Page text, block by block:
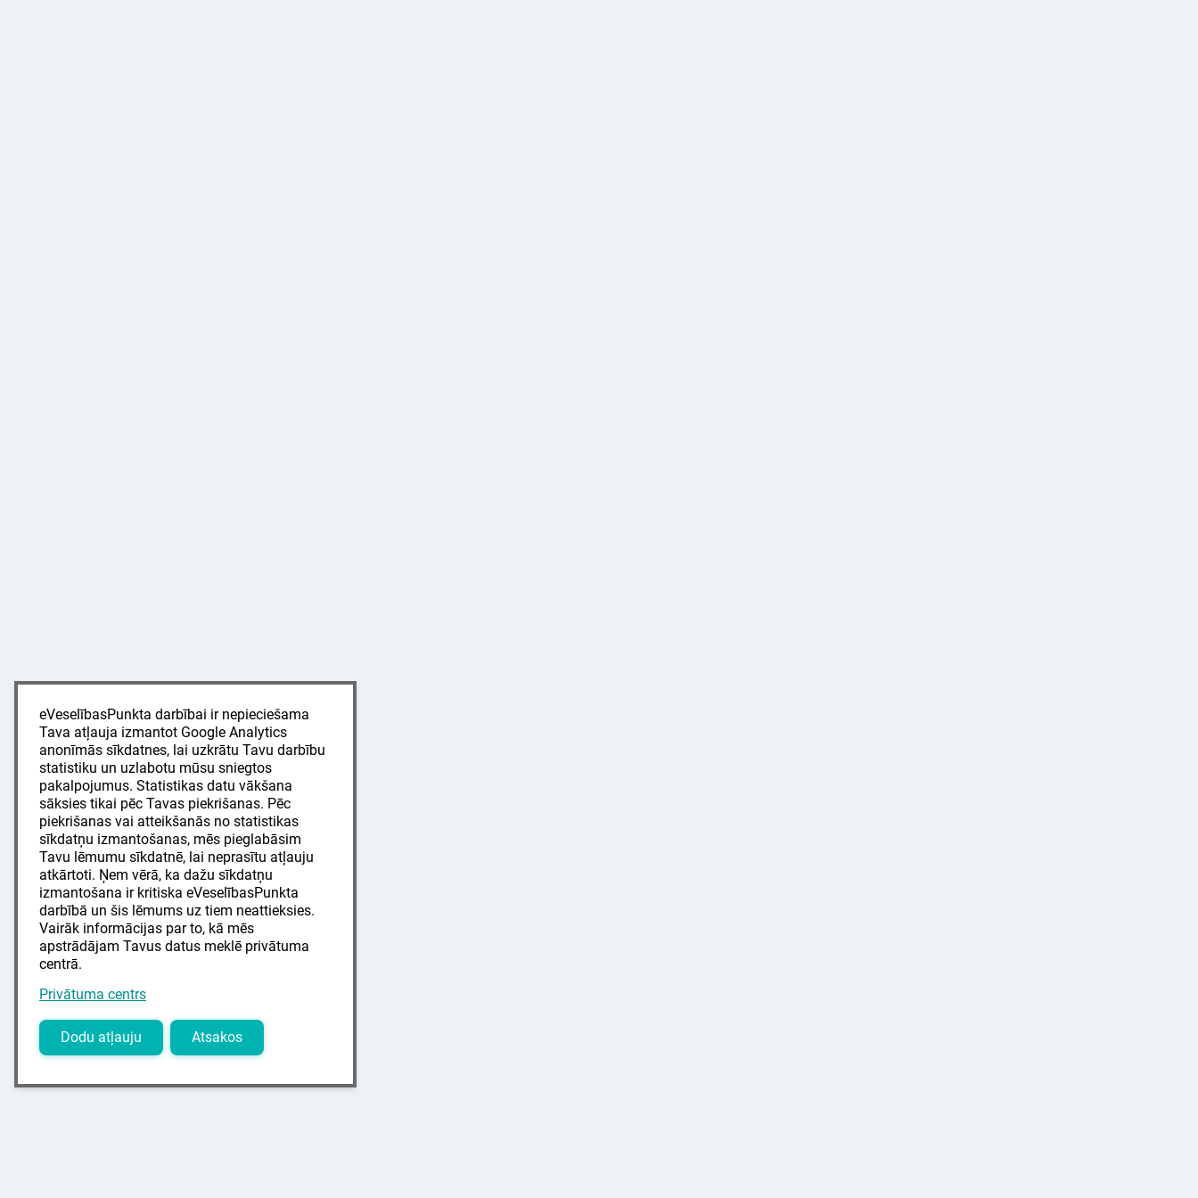
eVeselībasPunkta darbībai ir nepieciešama
Tava atļauja izmantot Google Analytics
anonīmās sīkdatnes, lai uzkrātu Tavu darbību
statistiku un uzlabotu mūsu sniegtos
pakalpojumus. Statistikas datu vākšana
sāksies tikai pēc Tavas piekrišanas. Pēc
piekrišanas vai atteikšanās no statistikas
sīkdatņu izmantošanas, mēs pieglabāsim
Tavu lēmumu sīkdatnē, lai neprasītu atļauju
atkārtoti. Ņem vērā, ka dažu sīkdatņu
izmantošana ir kritiska eVeselībasPunkta
darbībā un šis lēmums uz tiem neattieksies.
Vairāk informācijas par to, kā mēs
apstrādājam Tavus datus meklē privātuma
centrā.
Privātuma centrs
Dodu atļauju Atsakos